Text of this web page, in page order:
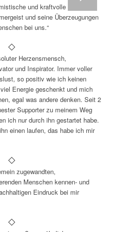
und kraftvolle
und seine Überzeugungen
bei uns.“
Herzensmensch,
und Inspirator. Immer voller
so positiv wie ich keinen
Energie geschenkt und mich
egal was andere denken. Seit 2
Supporter zu meinem Weg
ich nur durch ihn gestartet habe.
einen laufen, das habe ich mir
zugewandten,
Menschen kennen- und
Eindruck bei mir